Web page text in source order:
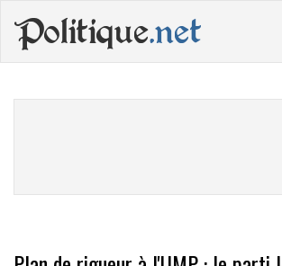
Politique.net